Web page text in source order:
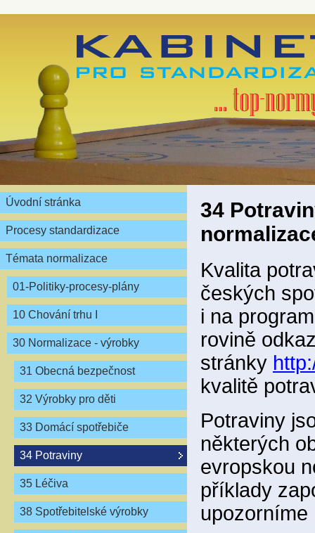
Úvodní stránka
Procesy standardizace
Témata normalizace
01-Politiky-procesy-plány
10 Chování trhu I
30 Normalizace - výrobky
31 Obecná bezpečnost
32 Výrobky pro děti
33 Domácí spotřebiče
34 Potraviny
35 Léčiva
38 Spotřebitelské výrobky
34
Kvalita
českých
i na
rovině
stránky
kvalitě
Potraviny
některých
evropskou
příklady
upozorníme